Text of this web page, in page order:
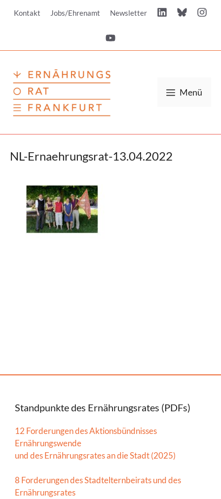
InhaltKontakt Jobs/Ehrenamt Newsletter
Menü
NL-Ernaehrungsrat-13.04.2022
Standpunkte des Ernährungsrates (PDFs)
12 Forderungen des Aktionsbündnisses
Ernährungswende
und des Ernährungsrates an die Stadt (2025)
8 Forderungen des Stadtelternbeirats und des
Ernährungsrates